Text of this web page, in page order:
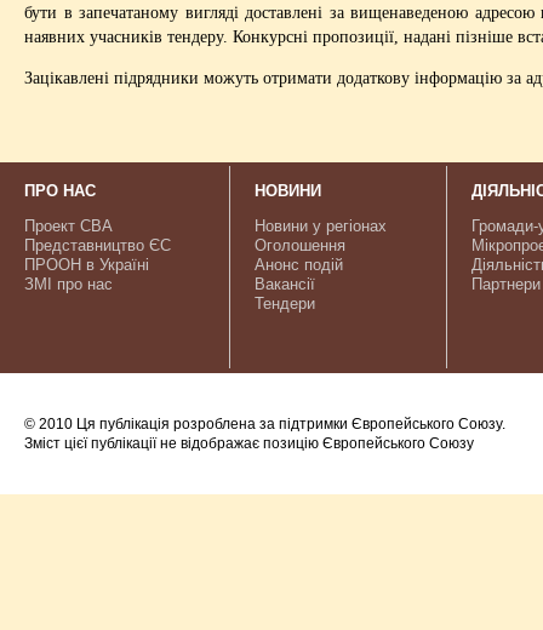
бути в запечатаному вигляді доставлені за вищенаведеною
наявних учасників тендеру. Конкурсні пропозиції, надані пізніше
Зацікавлені підрядники можуть отримати додаткову інформацію
ПРО НАС
Проект CBA
Представництво ЄС
ПРООН в Україні
ЗМІ про нас
НОВИНИ
Новини у регіонах
Оголошення
Анонс подій
Вакансії
Тендери
Громади-
Партнери
© 2010 Ця публікація розроблена за підтримки Європейського Союзу.
Зміст цієї публікації не відображає позицію Європейського Союзу